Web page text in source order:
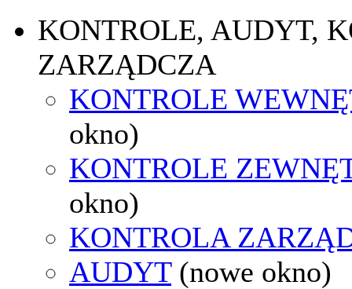
KONTROLE, AUDYT,
ZARZĄDCZA
KONTROLE
okno)
KONTROLE
okno)
KONTROLA
AUDYT (nowe okno)